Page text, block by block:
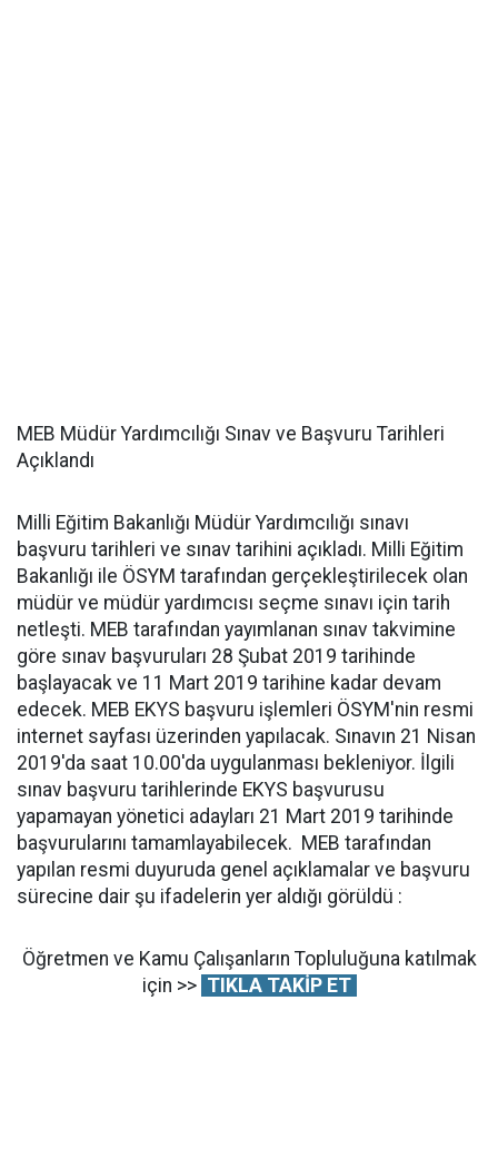
MEB Müdür Yardımcılığı Sınav ve Başvuru Tarihleri
Açıklandı
Milli Eğitim Bakanlığı Müdür Yardımcılığı sınavı
başvuru tarihleri ve sınav tarihini açıkladı. Milli Eğitim
Bakanlığı ile ÖSYM tarafından gerçekleştirilecek olan
müdür ve müdür yardımcısı seçme sınavı için tarih
netleşti. MEB tarafından yayımlanan sınav takvimine
göre sınav başvuruları 28 Şubat 2019 tarihinde
başlayacak ve 11 Mart 2019 tarihine kadar devam
edecek. MEB EKYS başvuru işlemleri ÖSYM'nin resmi
internet sayfası üzerinden yapılacak. Sınavın 21 Nisan
2019'da saat 10.00'da uygulanması bekleniyor. İlgili
sınav başvuru tarihlerinde EKYS başvurusu
yapamayan yönetici adayları 21 Mart 2019 tarihinde
başvurularını tamamlayabilecek. MEB tarafından
yapılan resmi duyuruda genel açıklamalar ve başvuru
sürecine dair şu ifadelerin yer aldığı görüldü :
Öğretmen ve Kamu Çalışanların Topluluğuna katılmak
için >> TIKLA TAKİP ET